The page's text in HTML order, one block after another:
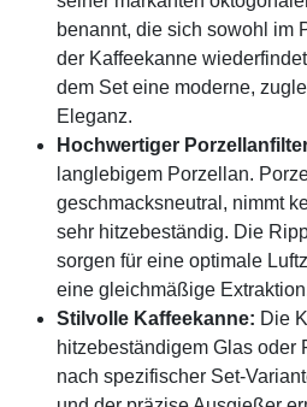
benannt, die sich sowohl im
der Kaffeekanne
dem Set eine moderne,
Eleganz.
Hochwertiger
langlebigem Porzellan.
geschmacksneutral, nimmt
sehr hitzebeständig. Die
sorgen für eine optimale
eine gleichmäßige
Stilvolle Kaffeekanne: Die
hitzebeständigem Glas oder
nach spezifischer Set-